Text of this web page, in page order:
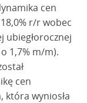
cen
r/r wobec
ubiegłorocznej
1,7% m/m).
cen
która wyniosła